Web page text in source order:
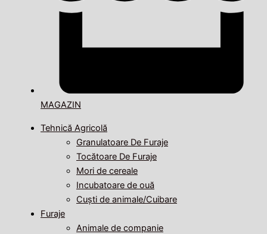
MAGAZIN
Tehnică Agricolă
Granulatoare De Furaje
Tocătoare De Furaje
Mori de cereale
Incubatoare de ouă
Cuști de animale/Cuibare
Furaje
Animale de companie